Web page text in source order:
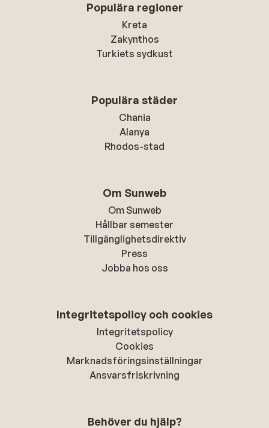
Populära regioner
Kreta
Zakynthos
Turkiets sydkust
Populära städer
Chania
Alanya
Rhodos-stad
Om Sunweb
Om Sunweb
Hållbar semester
Tillgänglighetsdirektiv
Press
Jobba hos oss
Integritetspolicy och cookies
Integritetspolicy
Cookies
Marknadsföringsinställningar
Ansvarsfriskrivning
Behöver du hjälp?